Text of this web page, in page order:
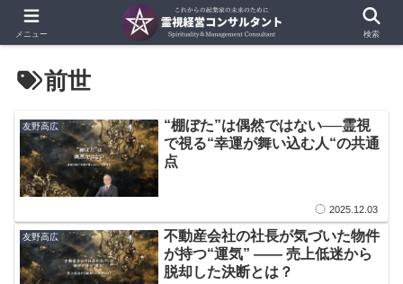
前世
友野高広
​“棚ぼた”は偶然ではない──霊視
で視る“幸運が舞い込む人“の共通
点
2025.12.03
友野高広
​​不動産会社の社長が気づいた物件
が持つ“運気” —— 売上低迷から
脱却した決断とは？
メニュー 検索